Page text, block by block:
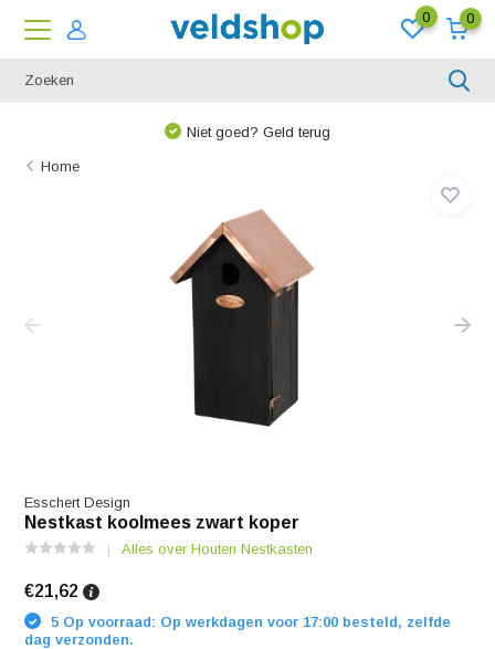
0 0
We denken graag met u mee!
Home
Esschert Design
Nestkast koolmees zwart koper
Alles over Houten Nestkasten
€21,62
5 Op voorraad: Op werkdagen voor 17:00 besteld, zelfde
dag verzonden.